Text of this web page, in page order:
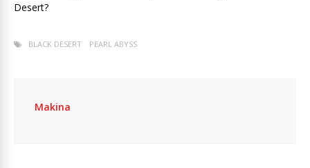
Desert?
BLACK DESERT PEARL ABYSS
Makina